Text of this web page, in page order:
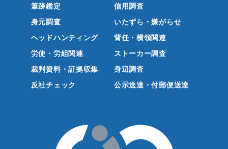
筆跡鑑定
信用調査
身元調査
いたずら・嫌がらせ
ヘッドハンティング
背任・横領関連
労使・労組関連
ストーカー調査
裁判資料・証拠収集
身辺調査
反社チェック
公示送達・付郵便送達